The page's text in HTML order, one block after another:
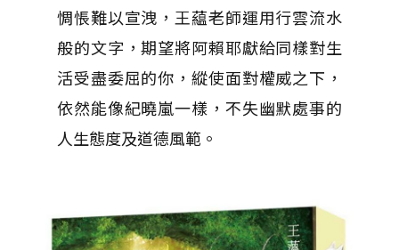
惆悵難以宣洩，王藴老師運用行雲流水
般的文字，期望將阿賴耶獻給同樣對生
活受盡委屈的你，縱使面對權威之下，
依然能像紀曉嵐一樣，不失幽默處事的
人生態度及道德風範。